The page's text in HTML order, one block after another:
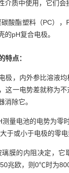
质中使用，它们会
碳酸酯塑料（PC），
的pH复合电极。
特点：
极，内外参比溶液
这一电势差就称为
消除它。
测量电池的电势为零
于或小于电极的零
膜的内阻决定，
50兆欧，则 0℃ 时为